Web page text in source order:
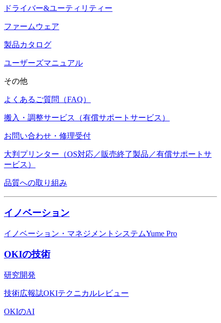
ドライバー&ユーティリティー
ファームウェア
製品カタログ
ユーザーズマニュアル
その他
よくあるご質問（FAQ）
搬入・調整サービス（有償サポートサービス）
お問い合わせ・修理受付
大判プリンター（OS対応／販売終了製品／有償サポートサ
ービス）
品質への取り組み
イノベーション
イノベーション・マネジメントシステムYume Pro
OKIの技術
研究開発
技術広報誌OKIテクニカルレビュー
OKIのAI